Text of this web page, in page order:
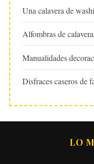
Una calavera de
Alfombras de
Manualidades
Disfraces caseros de
LO